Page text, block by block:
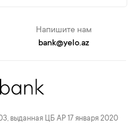
Напишите нам
bank@yelo.az
выданная ЦБ АР 17 января 2020